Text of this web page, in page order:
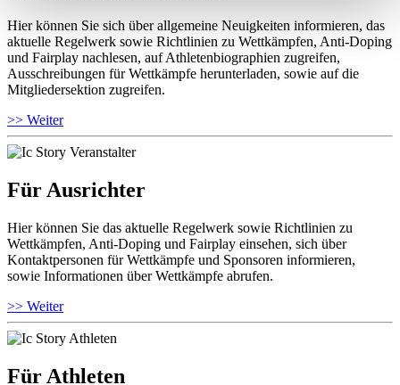
Hier können Sie sich über allgemeine Neuigkeiten informieren, das
aktuelle Regelwerk sowie Richtlinien zu Wettkämpfen, Anti-Doping
und Fairplay nachlesen, auf Athletenbiographien zugreifen,
Ausschreibungen für Wettkämpfe herunterladen, sowie auf die
Mitgliedersektion zugreifen.
>> Weiter
Für Ausrichter
Hier können Sie das aktuelle Regelwerk sowie Richtlinien zu
Wettkämpfen, Anti-Doping und Fairplay einsehen, sich über
Kontaktpersonen für Wettkämpfe und Sponsoren informieren,
sowie Informationen über Wettkämpfe abrufen.
>> Weiter
Für Athleten